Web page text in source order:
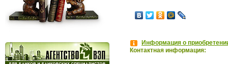
Информация о
Контактная информация: